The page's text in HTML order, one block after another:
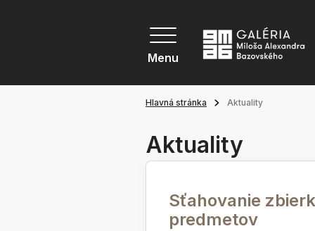
Menu
Hlavná stránka Aktuality
Aktuality
Sťahovanie
predmetov